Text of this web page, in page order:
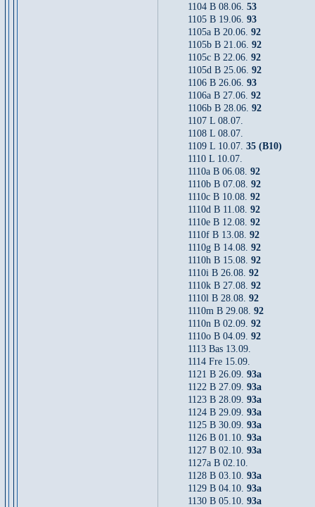
1104 B 08.06. 53
1105 B 19.06. 93
1105a B 20.06. 92
1105b B 21.06. 92
1105c B 22.06. 92
1105d B 25.06. 92
1106 B 26.06. 93
1106a B 27.06. 92
1106b B 28.06. 92
1107 L 08.07.
1108 L 08.07.
1109 L 10.07. 35 (B10)
1110 L 10.07.
1110a B 06.08. 92
1110b B 07.08. 92
1110c B 10.08. 92
1110d B 11.08. 92
1110e B 12.08. 92
1110f B 13.08. 92
1110g B 14.08. 92
1110h B 15.08. 92
1110i B 26.08. 92
1110k B 27.08. 92
1110l B 28.08. 92
1110m B 29.08. 92
1110n B 02.09. 92
1110o B 04.09. 92
1113 Bas 13.09.
1114 Fre 15.09.
1121 B 26.09. 93a
1122 B 27.09. 93a
1123 B 28.09. 93a
1124 B 29.09. 93a
1125 B 30.09. 93a
1126 B 01.10. 93a
1127 B 02.10. 93a
1127a B 02.10.
1128 B 03.10. 93a
1129 B 04.10. 93a
1130 B 05.10. 93a